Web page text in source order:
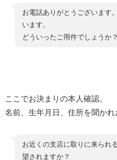
お電話ありがとうございます
います。
どういったご用件でしょうか？
ここでお決まりの本人確認。
名前、生年月日、住所を聞かれ
お近くの支店に取りに来られ
望されますか？